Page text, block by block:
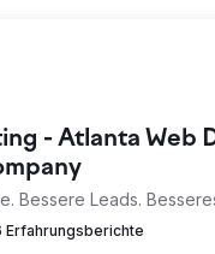
bei 126.000
Im Dezember schossen
monatliche Umsatz stieg
US-Dollar.
Zur Agenturseite
- Atlanta Web
Bessere Leads.
Erfahrungsberichte